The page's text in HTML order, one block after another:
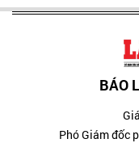
BÁO
Phó Giám đốc